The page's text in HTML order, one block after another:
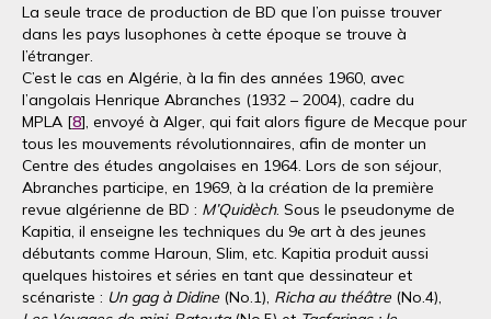
La seule trace de production de BD que l’on puisse trouver
dans les pays lusophones à cette époque se trouve à
l’étranger.
C’est le cas en Algérie, à la fin des années 1960, avec
l’angolais Henrique Abranches (1932 – 2004), cadre du
MPLA [8], envoyé à Alger, qui fait alors figure de Mecque pour
tous les mouvements révolutionnaires, afin de monter un
Centre des études angolaises en 1964. Lors de son séjour,
Abranches participe, en 1969, à la création de la première
revue algérienne de BD : M’Quidèch. Sous le pseudonyme de
Kapitia, il enseigne les techniques du 9e art à des jeunes
débutants comme Haroun, Slim, etc. Kapitia produit aussi
quelques histoires et séries en tant que dessinateur et
scénariste : Un gag à Didine (No.1), Richa au théâtre (No.4),